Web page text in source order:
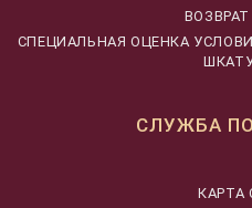
CПЕЦИАЛЬНАЯ ОЦЕНКА
СЛУЖБА
КАРТА